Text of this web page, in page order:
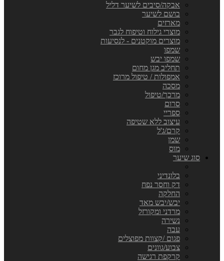
אבקה/סיבים לשיער דליל
בושם לשיער
מארזים
מוצרי גילוח וטיפוח לגבר
מוצרים מוקטנים - לנסיעות
שמפו
שמפו יבש
תחליב מגן מחום
אמפולות / טיפול מרוכז
מסכה
מרכך/טיפול
סרום
ספריי
עיצוב ללא שטיפה
קרם/ג'ל
שמן
מוס
סוג שיער
בלונדיני
דק וחסר נפח
החלקה
יבש/יבש מאד
מרדני ומקורזל
נשירה
עבה
פגום /קצוות מפוצלים
צבוע/גוונים
קרקפת רגישה